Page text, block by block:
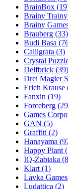
BrainBox
Brainy Trainy
Brainy
Brauberg (33)
Budi Basa
Calligrata (3)
Crystal
Delfbrick (39)
Drei Magier
Erich Krause
Fanxin (19)
Forceberg
Games
GAN (5)
Graffiti (2)
Hanayama
Happy Plant
IQ-Zabiaka
Klart (1)
Lavka Games
Ludattica (2)